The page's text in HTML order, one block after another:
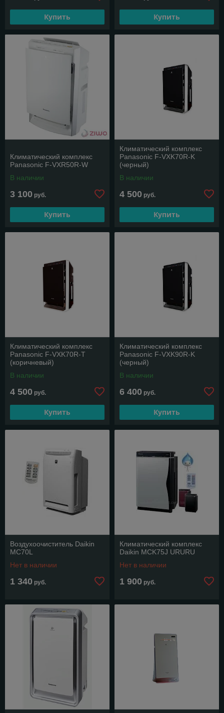
Купить Купить
Климатический комплекс
Panasonic F-VXR50R-W
В наличии
3 100 руб.
Купить
Климатический комплекс
Panasonic F-VXK70R-K
(черный)
В наличии
4 500 руб.
Купить
Климатический комплекс
Panasonic F-VXK70R-Т
(коричневый)
В наличии
4 500 руб.
Купить
Климатический комплекс
Panasonic F-VXK90R-K
(черный)
В наличии
6 400 руб.
Купить
Воздухоочиститель Daikin
MC70L
Нет в наличии
1 340 руб.
Климатический комплекс
Daikin MCK75J URURU
Нет в наличии
1 900 руб.